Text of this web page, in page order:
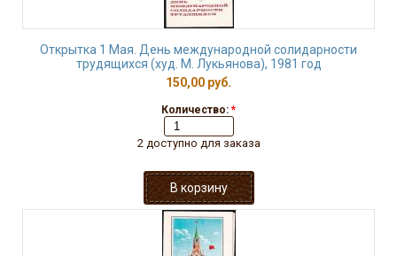
Открытка 1 Мая. День международной солидарности
трудящихся (худ. М. Лукьянова), 1981 год
150,00 руб.
Количество: *
2 доступно для заказа